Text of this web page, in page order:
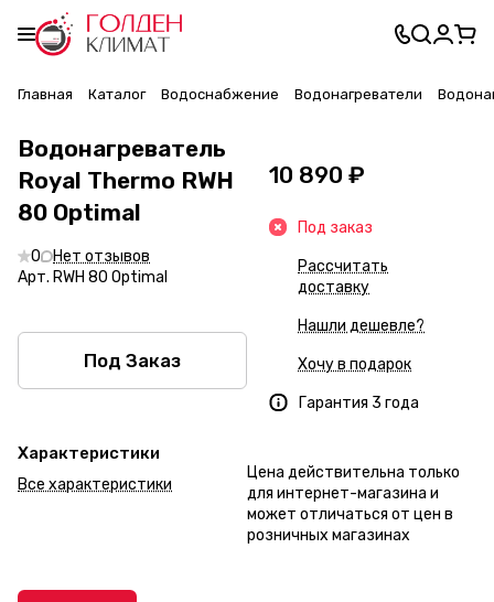
Главная Каталог Водоснабжение Водонагреватели
Водонагреватель
Royal Thermo RWH
80 Optimal
0
Нет отзывов
Арт. RWH 80 Optimal
Под Заказ
Характеристики
Все характеристики
10 890 ₽
Под заказ
Рассчитать
доставку
Нашли дешевле?
Хочу в подарок
Гарантия 3 года
Цена действительна только
для интернет-магазина и
может отличаться от цен в
розничных магазинах